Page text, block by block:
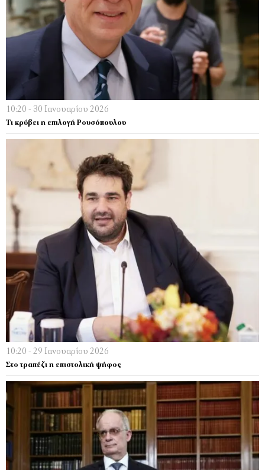
10:20 - 30 Ιανουαρίου 2026
Τι κρύβει η επιλογή Ρουσόπουλου
10:20 - 29 Ιανουαρίου 2026
Στο τραπέζι η επιστολική ψήφος